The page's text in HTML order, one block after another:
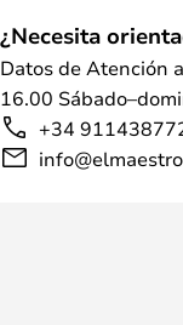
¿Necesita
Datos de Atención
16.00
+34